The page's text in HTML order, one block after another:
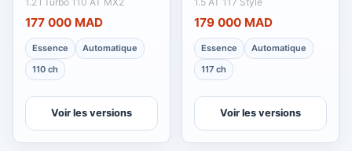
177 000 MAD
Essence
Automatique
110 ch
Voir les versions
179 000 MAD
Essence
Automatique
117 ch
Voir les versions